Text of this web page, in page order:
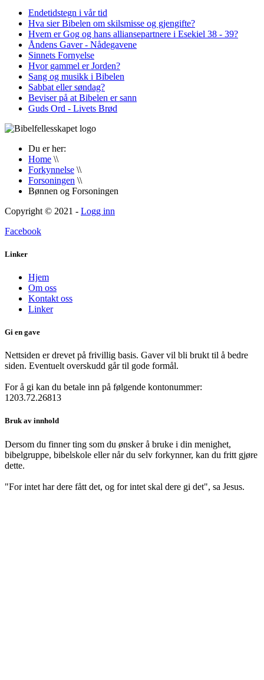
Endetidstegn i vår tid
Hva sier Bibelen om skilsmisse og gjengifte?
Hvem er Gog og hans alliansepartnere i Esekiel 38 - 39?
Åndens Gaver - Nådegavene
Sinnets Fornyelse
Hvor gammel er Jorden?
Sang og musikk i Bibelen
Sabbat eller søndag?
Beviser på at Bibelen er sann
Guds Ord - Livets Brød
Du er her:
Home \\
Forkynnelse \\
Forsoningen \\
Bønnen og Forsoningen
Copyright © 2021 - Logg inn
Facebook
Linker
Hjem
Om oss
Kontakt oss
Linker
Gi en gave
Nettsiden er drevet på frivillig basis. Gaver vil bli brukt til å bedre
siden. Eventuelt overskudd går til gode formål.
For å gi kan du betale inn på følgende kontonummer:
1203.72.26813
Bruk av innhold
Dersom du finner ting som du ønsker å bruke i din menighet,
bibelgruppe, bibelskole eller når du selv forkynner, kan du fritt gjøre
dette.
"For intet har dere fått det, og for intet skal dere gi det", sa Jesus.